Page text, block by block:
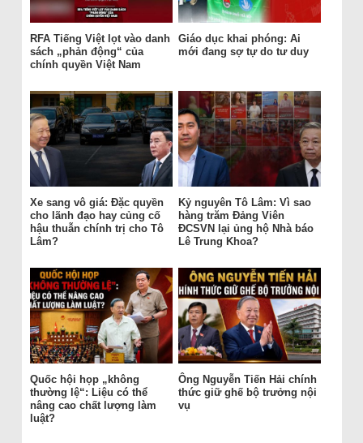
RFA Tiếng Việt lọt vào danh
sách „phản động“ của
chính quyền Việt Nam
Giáo dục khai phóng: Ai
mới đang sợ tự do tư duy
Xe sang vô giá: Đặc quyền
cho lãnh đạo hay củng cố
hậu thuẫn chính trị cho Tô
Lâm?
Kỷ nguyên Tô Lâm: Vì sao
hàng trăm Đảng Viên
ĐCSVN lại ủng hộ Nhà báo
Lê Trung Khoa?
Quốc hội họp „không
thường lệ“: Liệu có thể
nâng cao chất lượng làm
luật?
Ông Nguyễn Tiến Hải chính
thức giữ ghế bộ trưởng nội
vụ